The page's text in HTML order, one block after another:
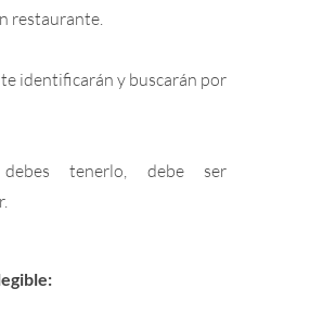
restaurante.
identificarán y buscarán por
tenerlo, debe ser